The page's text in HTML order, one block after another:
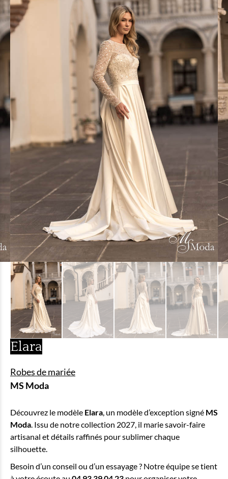
Elara
Robes de mariée
MS Moda
Découvrez le modèle Elara , un modèle d’exception signé MS
Moda . Issu de notre collection 2027, il marie savoir-faire
artisanal et détails raffinés pour sublimer chaque
silhouette.
Besoin d’un conseil ou d’un essayage ? Notre équipe se tient